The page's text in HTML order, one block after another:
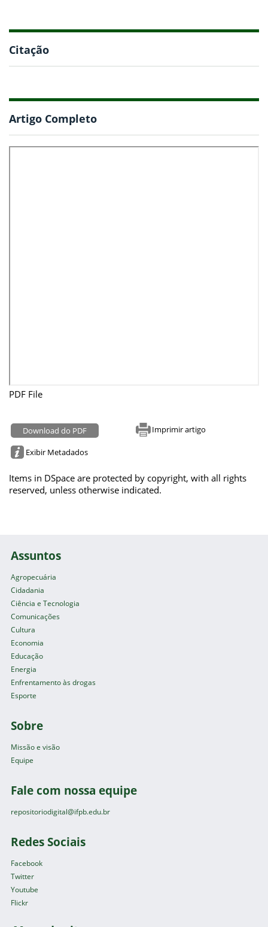
Citação
Artigo Completo
PDF File
Download do PDF Imprimir artigo
Exibir Metadados
Items in DSpace are protected by copyright, with all rights
reserved, unless otherwise indicated.
Assuntos
Agropecuária
Cidadania
Ciência e Tecnologia
Comunicações
Cultura
Economia
Educação
Energia
Enfrentamento às drogas
Esporte
Sobre
Missão e visão
Equipe
Fale com nossa equipe
repositoriodigital@ifpb.edu.br
Redes Sociais
Facebook
Twitter
Youtube
Flickr